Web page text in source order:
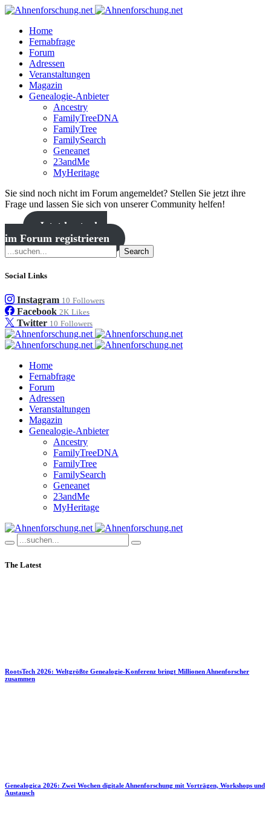
Home
Fernabfrage
Forum
Adressen
Veranstaltungen
Magazin
Genealogie-Anbieter
Ancestry
FamilyTreeDNA
FamilyTree
FamilySearch
Geneanet
23andMe
MyHeritage
Sie sind noch nicht im Forum angemeldet? Stellen Sie jetzt ihre
Frage und lassen Sie sich von unserer Community helfen!
Jetzt kostenlos
im Forum registrieren
Search
Social Links
Instagram 10 Followers
Facebook 2K Likes
Twitter 10 Followers
Home
Fernabfrage
Forum
Adressen
Veranstaltungen
Magazin
Genealogie-Anbieter
Ancestry
FamilyTreeDNA
FamilyTree
FamilySearch
Geneanet
23andMe
MyHeritage
The Latest
RootsTech 2026: Weltgrößte Genealogie-Konferenz bringt Millionen Ahnenforscher
zusammen
Genealogica 2026: Zwei Wochen digitale Ahnenforschung mit Vorträgen, Workshops und
Austausch